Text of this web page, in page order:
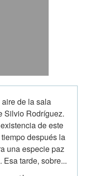
de la sala
Silvio Rodríguez.
de este
después la
una especie paz
tarde, sobre...